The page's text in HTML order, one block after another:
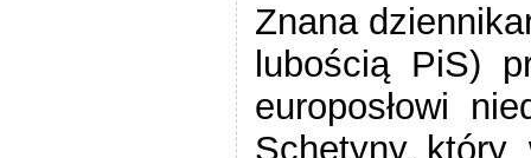
Znana
lubością PiS)
europosłowi
Schetyny, który